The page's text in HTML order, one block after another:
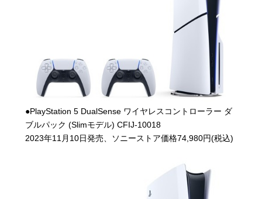
●PlayStation 5 DualSense ワイヤレスコントローラー ダ
ブルパック (Slimモデル) CFIJ-10018
2023年11月10日発売、ソニーストア価格74,980円(税込)